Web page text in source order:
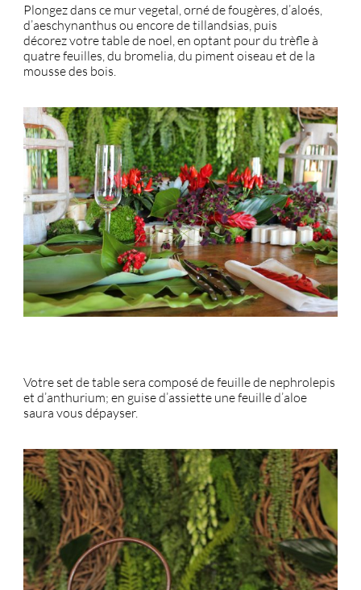
Plongez dans ce mur vegetal, orné de fougères, d’aloés,
d’aeschynanthus ou encore de tillandsias, puis
décorez votre table de noel, en optant pour du trèfle à
quatre feuilles, du bromelia, du piment oiseau et de la
mousse des bois.
Votre set de table sera composé de feuille de nephrolepis
et d’anthurium; en guise d’assiette une feuille d’aloe
saura vous dépayser.